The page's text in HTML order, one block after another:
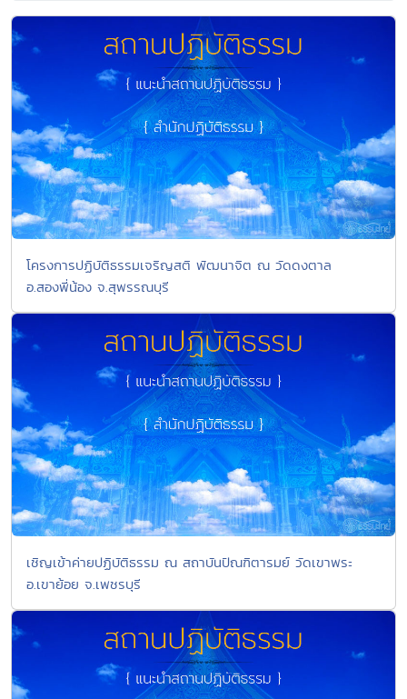
โครงการปฏิบัติธรรมเจริญสติ พัฒนาจิต ณ วัดดงตาล
อ.สองพี่น้อง จ.สุพรรณบุรี
เชิญเข้าค่ายปฏิบัติธรรม ณ สถาบันปัณฑิตารมย์ วัดเขาพระ
อ.เขาย้อย จ.เพชรบุรี